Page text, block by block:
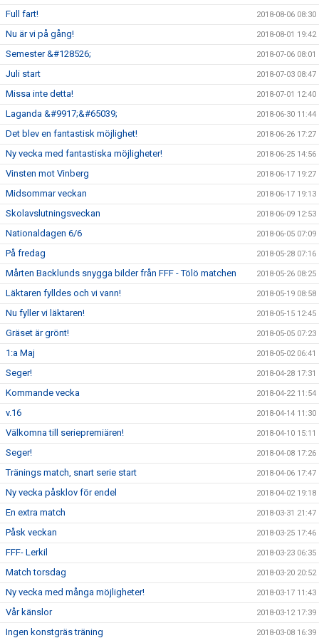
Full fart! 2018-08-06 08:30
Nu är vi på gång! 2018-08-01 19:42
Semester &#128526; 2018-07-06 08:01
Juli start 2018-07-03 08:47
Missa inte detta! 2018-07-01 12:40
Laganda &#9917;&#65039; 2018-06-30 11:44
Det blev en fantastisk möjlighet! 2018-06-26 17:27
Ny vecka med fantastiska möjligheter! 2018-06-25 14:56
Vinsten mot Vinberg 2018-06-17 19:27
Midsommar veckan 2018-06-17 19:13
Skolavslutningsveckan 2018-06-09 12:53
Nationaldagen 6/6 2018-06-05 07:09
På fredag 2018-05-28 07:16
Mårten Backlunds snygga bilder från FFF - Tölö matchen 2018-05-26 08:25
Läktaren fylldes och vi vann! 2018-05-19 08:58
Nu fyller vi läktaren! 2018-05-15 12:45
Gräset är grönt! 2018-05-05 07:23
1:a Maj 2018-05-02 06:41
Seger! 2018-04-28 17:31
Kommande vecka 2018-04-22 11:54
v.16 2018-04-14 11:30
Välkomna till seriepremiären! 2018-04-10 15:11
Seger! 2018-04-08 17:26
Tränings match, snart serie start 2018-04-06 17:47
Ny vecka påsklov för endel 2018-04-02 19:18
En extra match 2018-03-31 21:47
Påsk veckan 2018-03-25 17:46
FFF- Lerkil 2018-03-23 06:35
Match torsdag 2018-03-20 20:52
Ny vecka med många möjligheter! 2018-03-17 11:43
Vår känslor 2018-03-12 17:39
Ingen konstgräs träning 2018-03-08 16:39